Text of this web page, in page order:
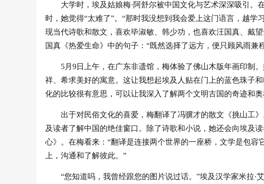
大学时，埃及姑娘梅·阿舒尔被中国文化与艺术深深吸引
时，她觉得“太难了”。“那时我没想到我会爱上这门语言，越
现当代诗歌和散文，喜欢毕淑敏、韩少功，也喜欢汪国真、戴
国真《热爱生命》中的句子：“既然选择了远方，便只顾风雨兼
5月9日上午，在广东非遗馆，梅体验了佛山木版年画印制
祥、希求美好的寓意。这让我想起埃及人贴在门上的蓝色珠子
化的比较很有意思，可以让我深入了解两个文明古国的奇迹和奥
出于对民俗文化的喜爱，梅翻译了冯骥才的散文《挑山工
及读者了解中国的绝佳窗口。除了诗歌和小说，她还会向埃及
心》。在梅看来：“翻译是连接两个世界的一座桥，文学是包
上，沟通和了解彼此。”
“您知道吗，我曾经跟您的图片说过话。”埃及汉学家米拉·